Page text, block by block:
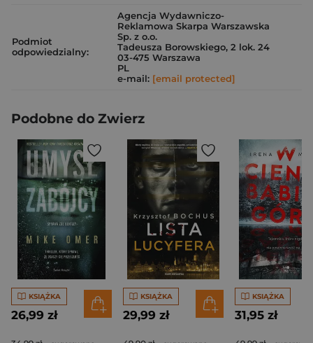
Podmiot
odpowiedzialny:
Agencja Wydawniczo-
Reklamowa Skarpa Warszawska
Sp. z o.o.
Tadeusza Borowskiego, 2 lok. 24
03-475 Warszawa
PL
e-mail: [email protected]
Podobne do Zwierz
KSIĄŻKA
26,99 zł
KSIĄŻKA
29,99 zł
KSIĄŻKA
31,95 zł